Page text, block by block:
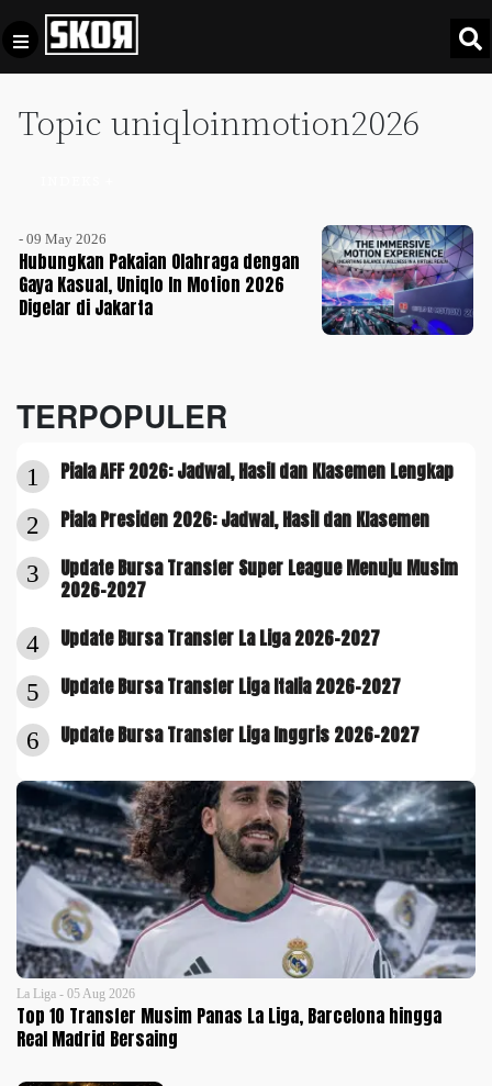
Topic uniqloinmotion2026
- 09 May 2026
Hubungkan Pakaian Olahraga dengan
Gaya Kasual, Uniqlo In Motion 2026
Digelar di Jakarta
TERPOPULER
1 Piala AFF 2026: Jadwal, Hasil dan Klasemen Lengkap
2 Piala Presiden 2026: Jadwal, Hasil dan Klasemen
3
Update Bursa Transfer Super League Menuju Musim
2026-2027
4 Update Bursa Transfer La Liga 2026-2027
5 Update Bursa Transfer Liga Italia 2026-2027
6 Update Bursa Transfer Liga Inggris 2026-2027
La Liga - 05 Aug 2026
Top 10 Transfer Musim Panas La Liga, Barcelona hingga
Real Madrid Bersaing
Football +
Sports
Update
+
SKOR
Video
Privacy
Media
Siber
Disclaimer